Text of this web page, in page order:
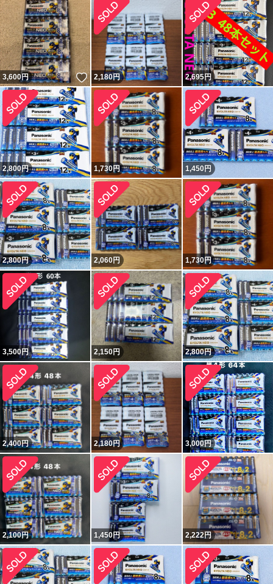
3,600円 いいね！
2,180円 2,695円
2,800円 1,730円 1,450円
2,800円 2,060円 1,730円
3,500円 2,150円 2,800円
2,400円 2,180円 3,000円
2,100円 1,450円 2,222円